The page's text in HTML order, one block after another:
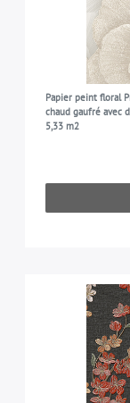
Papier peint floral
chaud gaufré avec
5,33 m2